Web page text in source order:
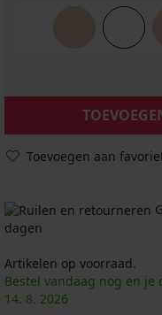
Toevoegen aan
dagen
Artikelen op voorraad.
Bestel vandaag nog en
14. 8. 2026